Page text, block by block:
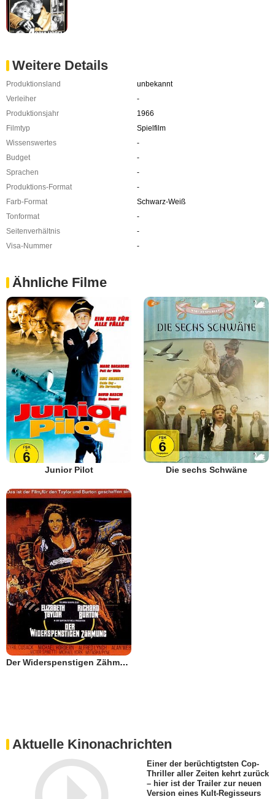
Weitere Details
Produktionsland
unbekannt
Verleiher
-
Produktionsjahr
1966
Filmtyp
Spielfilm
Wissenswertes
-
Budget
-
Sprachen
-
Produktions-Format
-
Farb-Format
Schwarz-Weiß
Tonformat
-
Seitenverhältnis
-
Visa-Nummer
-
Ähnliche Filme
Junior Pilot Die sechs Schwäne
Der Widerspenstigen Zähmung
Aktuelle Kinonachrichten
Einer der berüchtigtsten Cop-
Thriller aller Zeiten kehrt zurück
– hier ist der Trailer zur neuen
Version eines Kult-Regisseurs